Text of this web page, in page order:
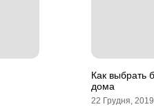
Как выбрать
дома
22 Грудня, 2019